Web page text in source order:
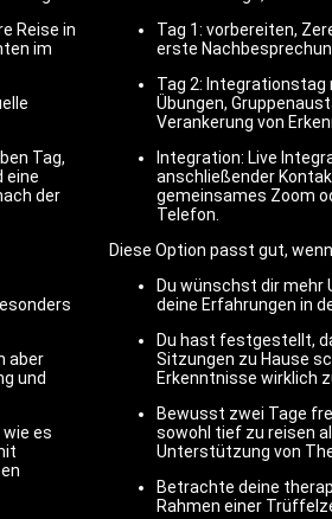
Reise in
im
Tag,
eine
der
aber
und
es
Tag 1: vorbereiten,
erste
Tag 2:
Übungen,
Verankerung von
Integration: Live
anschließender
gemeinsames Zoom
Telefon.
Diese Option passt gut,
Du wünschst dir mehr
deine Erfahrungen in
Du hast festgestellt,
Sitzungen zu Hause
Erkenntnisse wirklich
Bewusst zwei Tage
sowohl tief zu reisen
Unterstützung von
Betrachte deine
Rahmen einer